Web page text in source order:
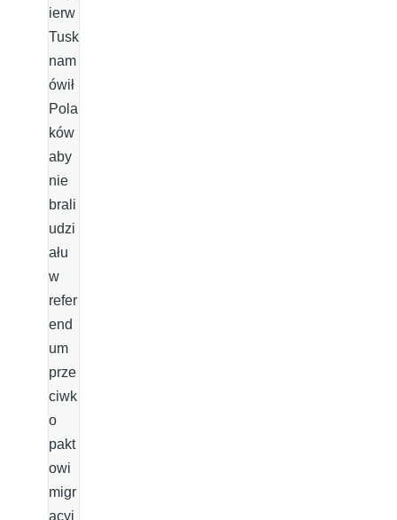
ierw
Tusk
nam
ówił
Pola
ków
aby
nie
brali
udzi
ału
w
refer
end
um
prze
ciwk
o
pakt
owi
migr
acyj